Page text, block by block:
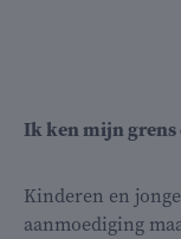
Ikken mijn grens
Kinderen en
aanmoediging